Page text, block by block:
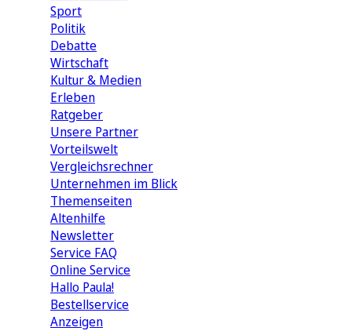
Sport
Politik
Debatte
Wirtschaft
Kultur & Medien
Erleben
Ratgeber
Unsere Partner
Vorteilswelt
Vergleichsrechner
Unternehmen im Blick
Themenseiten
Altenhilfe
Newsletter
Service FAQ
Online Service
Hallo Paula!
Bestellservice
Anzeigen